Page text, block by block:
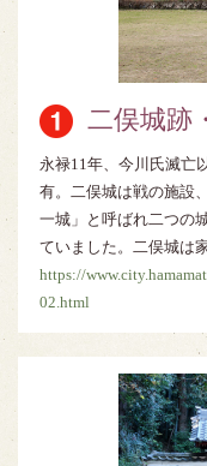
二俣城跡
永禄11年、今川氏滅亡
有。二俣城は戦の施設
一城」と呼ばれ二つの
ていました。二俣城は
https://
02.html